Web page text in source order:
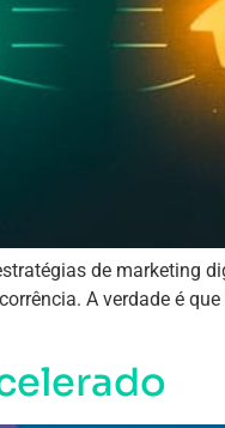
de marketing
A verdade é